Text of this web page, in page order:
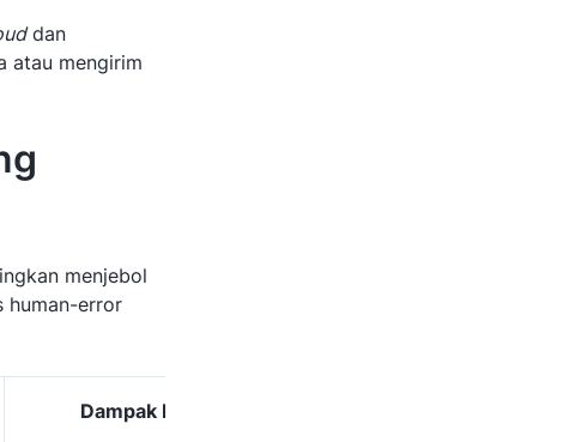
dan
atau mengirim
menjebol
human-error
Dampak Bisnis